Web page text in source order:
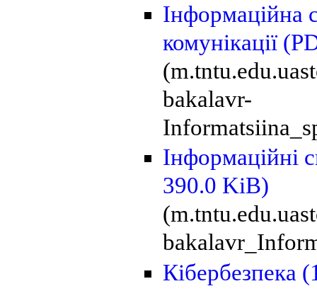
Інформаційна
комунікації
bakalavr-
Інформаційні
390.0 KiB)
Кібербезпека